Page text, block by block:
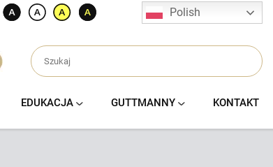
Polish
EDUKACJA GUTTMANNY KONTAKT